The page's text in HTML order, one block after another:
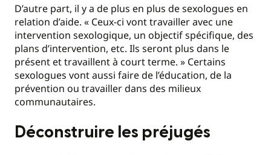
D’autre part, il y a de plus en plus de sexologues en
relation d’aide. « Ceux-ci vont travailler avec une
intervention sexologique, un objectif spécifique, des
plans d’intervention, etc. Ils seront plus dans le
présent et travaillent à court terme. » Certains
sexologues vont aussi faire de l’éducation, de la
prévention ou travailler dans des milieux
communautaires.
Déconstruire les préjugés